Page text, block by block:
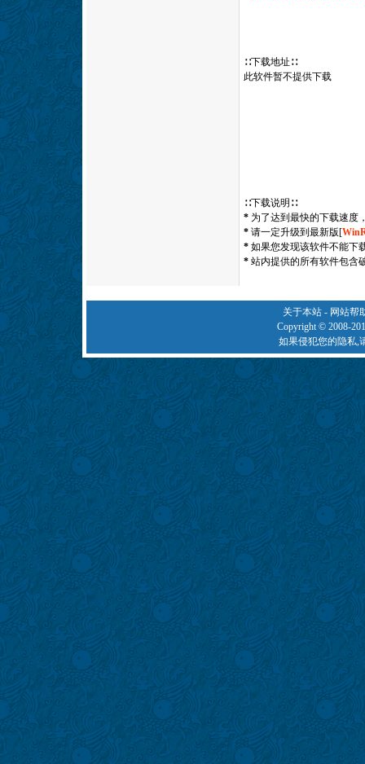
∷下载地址∷
此软件暂不提供下载
∷下载说明∷
* 为了达到最快的下载速度
* 请一定升级到最新版[
* 如果您发现该软件不能下
* 站内提供的所有软件包含
关于本站- 网站帮
Copyright © 2008-
如果侵犯您的隐私,